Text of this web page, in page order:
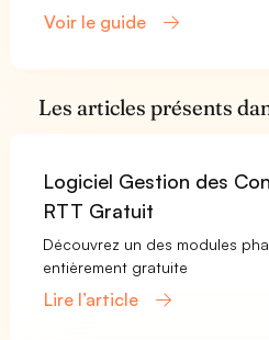
Voir le guide
Les articles présents
Logiciel Gestion des
RTT Gratuit
Découvrez un des modules
entièrement gratuite
Lire l’article